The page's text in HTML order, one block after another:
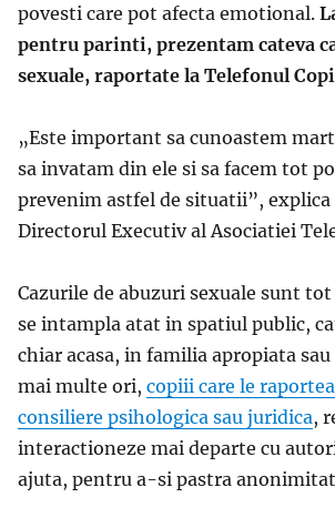
povesti care pot afecta emotional.
pentru parinti, prezentam cateva
sexuale, raportate la Telefonul
„Este important sa cunoastem
sa invatam din ele si sa facem tot
prevenim astfel de situatii”, explica
Directorul Executiv al Asociatiei
Cazurile de abuzuri sexuale sunt
se intampla atat in spatiul public,
chiar acasa, in familia apropiata sau
mai multe ori, copiii care le
consiliere psihologica sau juridica,
interactioneze mai departe cu
ajuta, pentru a-si pastra